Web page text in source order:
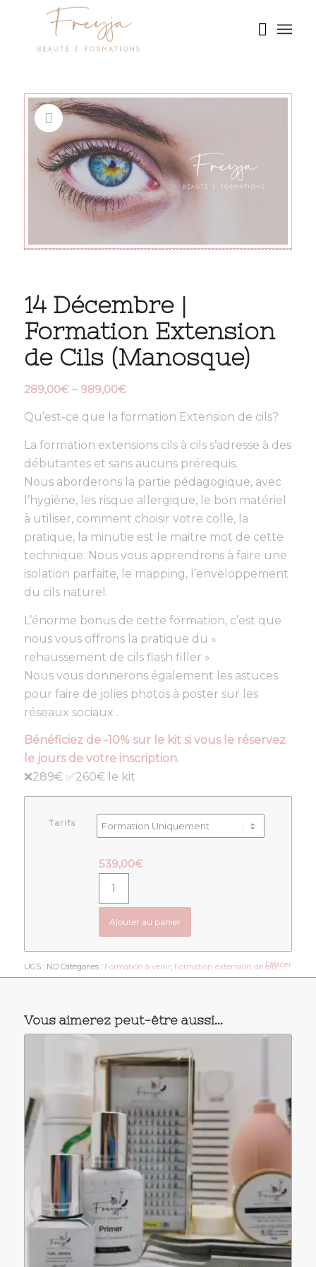
14 Décembre |
Formation Extension
de Cils (Manosque)
289,00€– 989,00€
Qu’est-ce que la formation Extension de cils?
La formation extensions cils à cils s’adresse à des
débutantes et sans aucuns prérequis.
Nous aborderons la partie pédagogique, avec
l’hygiène, les risque allergique, le bon matériel
à utiliser, comment choisir votre colle, la
pratique, la minutie est le maitre mot de cette
technique. Nous vous apprendrons à faire une
isolation parfaite, le mapping, l’enveloppement
du cils naturel.
L’énorme bonus de cette formation, c’est que
nous vous offrons la pratique du «
rehaussement de cils flash filler »
Nous vous donnerons également les astuces
pour faire de jolies photos à poster sur les
réseaux sociaux .
Bénéficiez de -10% sur le kit si vous le réservez
le jours de votre inscription.
❌289€ ✅260€ le kit
Tarifs
Effacer
539,00€
Ajouter au panier
UGS : ND Catégories : Formation à venir, Formation extension de cils
Vous aimerez peut-être aussi…